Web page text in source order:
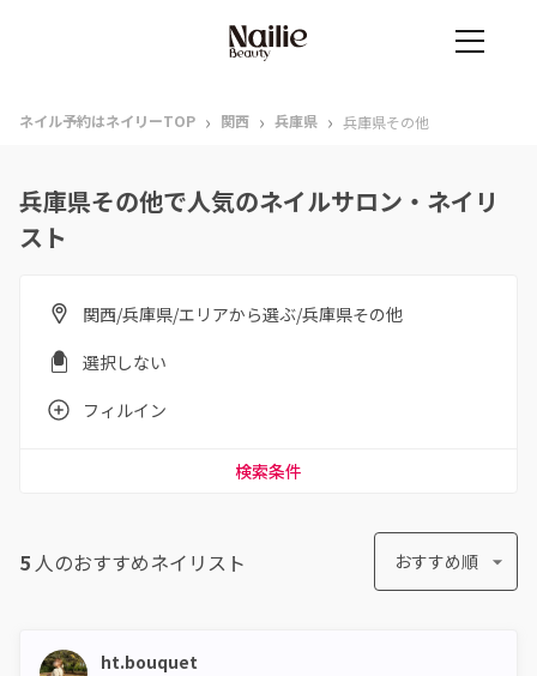
ネイル予約はネイリーTOP › 関西 › 兵庫県 › 兵庫県その他
兵庫県その他で人気のネイルサロン・ネイリ
スト
関西/兵庫県/エリアから選ぶ/兵庫県その他
選択しない
フィルイン
検索条件
5 人のおすすめネイリスト おすすめ順
ht.bouquet